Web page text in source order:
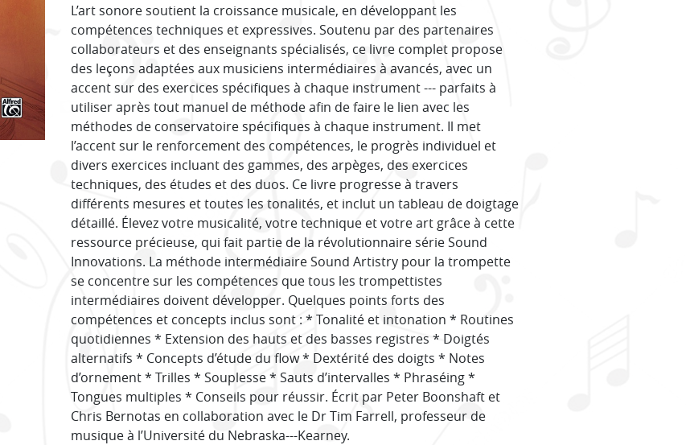
L’art sonore soutient la croissance musicale, en développant les
compétences techniques et expressives. Soutenu par des partenaires
collaborateurs et des enseignants spécialisés, ce livre complet propose
des leçons adaptées aux musiciens intermédiaires à avancés, avec un
accent sur des exercices spécifiques à chaque instrument --- parfaits à
utiliser après tout manuel de méthode afin de faire le lien avec les
méthodes de conservatoire spécifiques à chaque instrument. Il met
l’accent sur le renforcement des compétences, le progrès individuel et
divers exercices incluant des gammes, des arpèges, des exercices
techniques, des études et des duos. Ce livre progresse à travers
différents mesures et toutes les tonalités, et inclut un tableau de doigtage
détaillé. Élevez votre musicalité, votre technique et votre art grâce à cette
ressource précieuse, qui fait partie de la révolutionnaire série Sound
Innovations. La méthode intermédiaire Sound Artistry pour la trompette
se concentre sur les compétences que tous les trompettistes
intermédiaires doivent développer. Quelques points forts des
compétences et concepts inclus sont : * Tonalité et intonation * Routines
quotidiennes * Extension des hauts et des basses registres * Doigtés
alternatifs * Concepts d’étude du flow * Dextérité des doigts * Notes
d’ornement * Trilles * Souplesse * Sauts d’intervalles * Phraséing *
Tongues multiples * Conseils pour réussir. Écrit par Peter Boonshaft et
Chris Bernotas en collaboration avec le Dr Tim Farrell, professeur de
musique à l’Université du Nebraska---Kearney.